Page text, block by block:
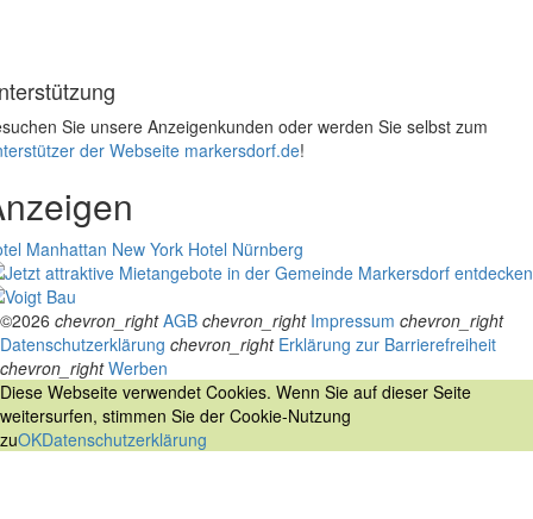
Sie unsere Anzeigenkunden oder werden Sie selbst zum
der Webseite markersdorf.de!
Manhattan New York Hotel Nürnberg
©2026 chevron_right AGB chevron_right Impressum chevron_right
Datenschutzerklärung chevron_right Erklärung zur Barrierefreiheit
chevron_right Werben
Diese Webseite verwendet Cookies. Wenn Sie auf dieser Seite
weitersurfen, stimmen Sie der Cookie-Nutzung
zuOKDatenschutzerklärung